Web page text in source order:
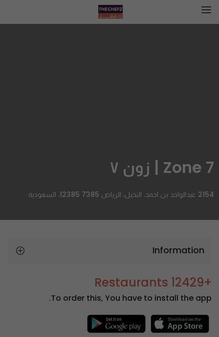
Zone 7 | زون ٧
2154 عبدالواحد بن احمد، النخيل، الرياض 12385 7385، السعودية
Information
+12429 Restaurants
To order this, You have to install the app.